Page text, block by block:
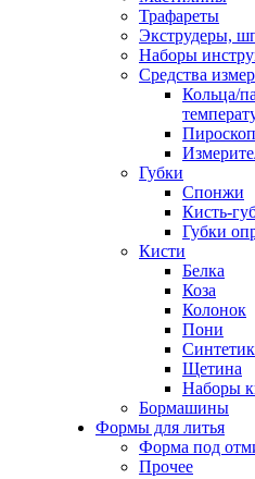
Трафареты
Экструдеры,
Наборы
Средства
Кольца/
Губки
Спонжи
Кисть-
Губки
Кисти
Белка
Коза
Колонок
Пони
Щетина
Наборы
Бормашины
Формы для литья
Форма под
Прочее